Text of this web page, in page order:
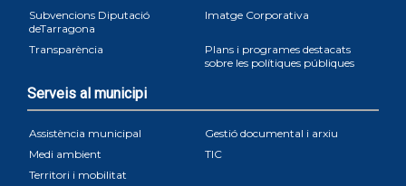
Subvencions Diputació
deTarragona
Imatge Corporativa
Transparència
Plans i programes destacats
sobre les polítiques públiques
Serveis al municipi
Assistència municipal
Gestió documental i arxiu
Medi ambient
TIC
Territori i mobilitat